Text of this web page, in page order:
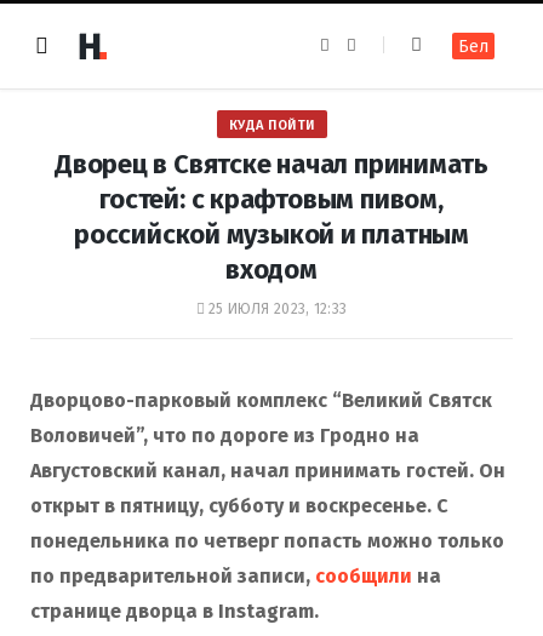
e
k
t
a
m
Бел
КУДА ПОЙТИ
Дворец в Святске начал принимать
гостей: с крафтовым пивом,
российской музыкой и платным
входом
25 ИЮЛЯ 2023, 12:33
Дворцово-парковый комплекс “Великий Святск
Воловичей”, что по дороге из Гродно на
Августовский канал, начал принимать гостей. Он
открыт в пятницу, субботу и воскресенье. С
понедельника по четверг попасть можно только
по предварительной записи, сообщили на
странице дворца в Instagram.